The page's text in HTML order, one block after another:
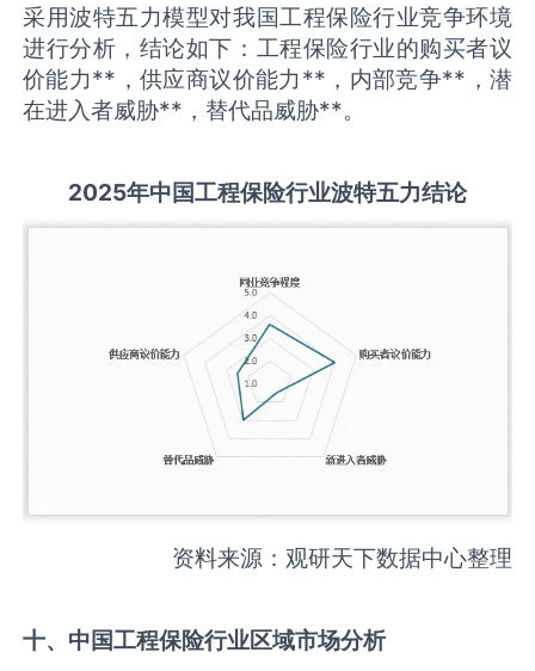
采用波特五力模型对我国工程保险行业竞争环境
进行分析，结论如下：工程保险行业的购买者议
价能力**，供应商议价能力**，内部竞争**，潜
在进入者威胁**，替代品威胁**。
2025年中国工程保险行业波特五力结论
资料来源：观研天下数据中心整理
十、中国工程保险行业区域市场分析